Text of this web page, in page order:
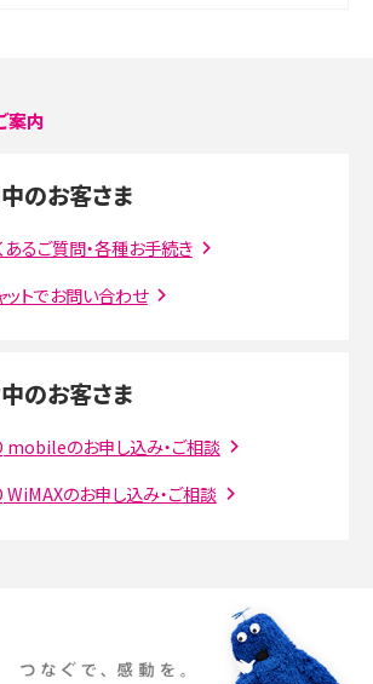
方法は？方法ごとの影響や復活・復元する方法も解説
との違いやメリット・デメリットを解説
必要性、メリット・デメリット、接続方法を解説
ム）でスクショするとバレる？バレるケースや撮り方も解
こと、注意点や届かない時の対処法を解説
（第3世代）の違いは？サイズやスペックを比較して解説
を徹底比較！スペック・機能の違いをわかりやすく紹介
案内
のお客さま
あるご質問・各種お手続き
ットでお問い合わせ
のお客さま
mobileのお申し込み・ご相談
WiMAXのお申し込み・ご相談